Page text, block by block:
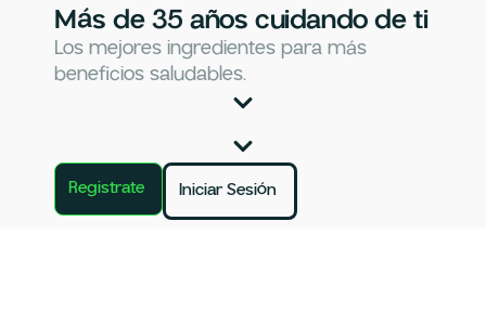
Más de 35 años cuidando de ti
Los mejores ingredientes para más
beneficios saludables.
Registrate Iniciar Sesión